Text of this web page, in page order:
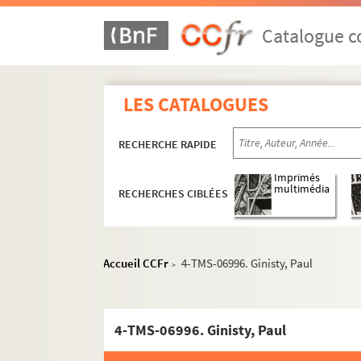
Catalogue
LES CATALOGUES
RECHERCHE RAPIDE
RECHERCHES CIBLÉES
Imprimés
multimédia
Accueil CCFr > 4-TMS-06996. Ginisty, Paul
4-TMS-06996. Ginisty, Paul
Bruant, Aristide (1851-1925)